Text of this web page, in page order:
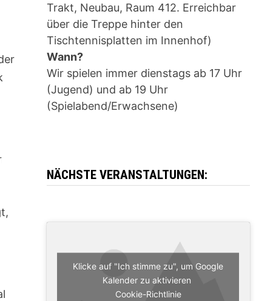
Trakt, Neubau, Raum 412. Erreichbar
über die Treppe hinter den
Tischtennisplatten im Innenhof)
Wann?
Wir spielen immer dienstags ab 17 Uhr
(Jugend) und ab 19 Uhr
(Spielabend/Erwachsene)
NÄCHSTE VERANSTALTUNGEN:
Klicke auf "Ich stimme zu", um Google
Kalender zu aktivieren
Cookie-Richtlinie